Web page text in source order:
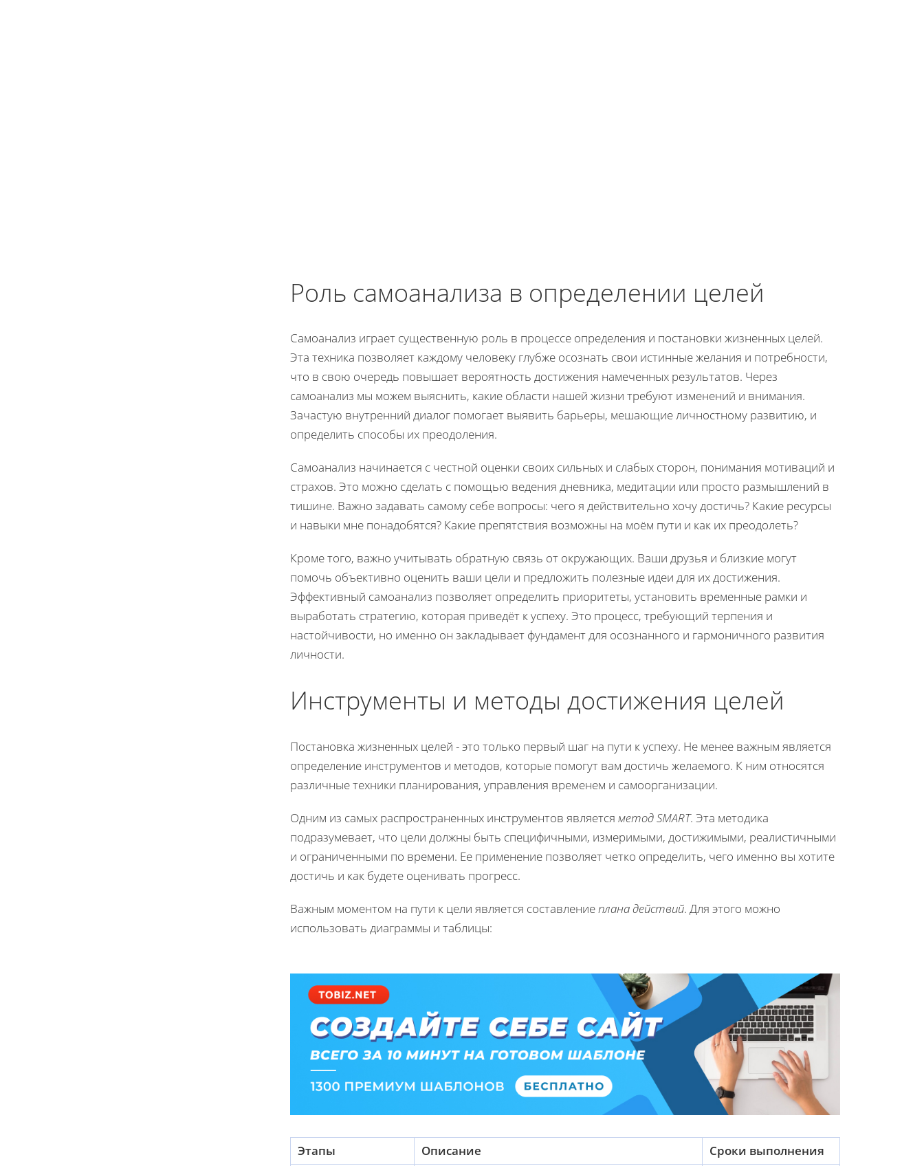
Роль самоанализа в определении целей
Самоанализ играет существенную роль в процессе определения и постановки жизненных целей.
Эта техника позволяет каждому человеку глубже осознать свои истинные желания и потребности,
что в свою очередь повышает вероятность достижения намеченных результатов. Через
самоанализ мы можем выяснить, какие области нашей жизни требуют изменений и внимания.
Зачастую внутренний диалог помогает выявить барьеры, мешающие личностному развитию, и
определить способы их преодоления.
Самоанализ начинается с честной оценки своих сильных и слабых сторон, понимания мотиваций и
страхов. Это можно сделать с помощью ведения дневника, медитации или просто размышлений в
тишине. Важно задавать самому себе вопросы: чего я действительно хочу достичь? Какие ресурсы
и навыки мне понадобятся? Какие препятствия возможны на моём пути и как их преодолеть?
Кроме того, важно учитывать обратную связь от окружающих. Ваши друзья и близкие могут
помочь объективно оценить ваши цели и предложить полезные идеи для их достижения.
Эффективный самоанализ позволяет определить приоритеты, установить временные рамки и
выработать стратегию, которая приведёт к успеху. Это процесс, требующий терпения и
настойчивости, но именно он закладывает фундамент для осознанного и гармоничного развития
личности.
Инструменты и методы достижения целей
Постановка жизненных целей - это только первый шаг на пути к успеху. Не менее важным является
определение инструментов и методов, которые помогут вам достичь желаемого. К ним относятся
различные техники планирования, управления временем и самоорганизации.
Одним из самых распространенных инструментов является метод SMART. Эта методика
подразумевает, что цели должны быть специфичными, измеримыми, достижимыми, реалистичными
и ограниченными по времени. Ее применение позволяет четко определить, чего именно вы хотите
достичь и как будете оценивать прогресс.
Важным моментом на пути к цели является составлениеплана действий. Для этого можно
использовать диаграммы и таблицы:
Этапы Описание Сроки выполнения